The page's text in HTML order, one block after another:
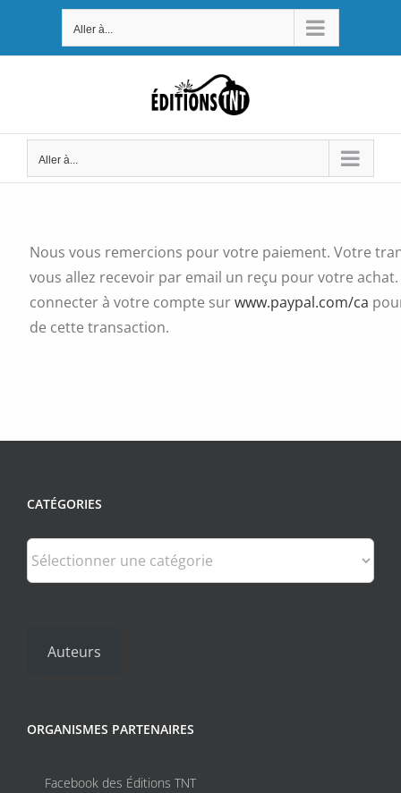
contenu
Aller à...
Aller à...
Nous vous remercions pour votre paiement. Votre
vous allez recevoir par email un reçu pour votre
connecter à votre compte surwww.paypal.com/ca
de cette transaction.
CATÉGORIES
Catégories
Auteurs
ORGANISMES PARTENAIRES
Facebook des Éditions TNT